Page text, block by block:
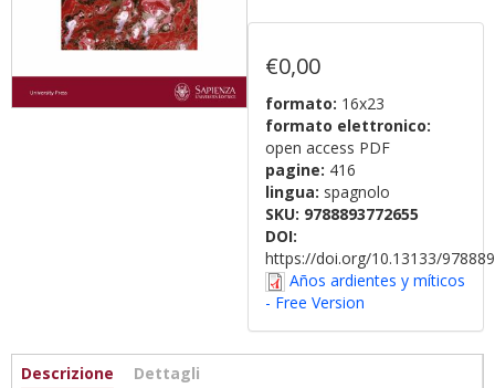
€0,00
formato: 16x23
formato elettronico:
open access PDF
pagine: 416
lingua: spagnolo
SKU: 9788893772655
DOI:
https://doi.org/10.13133/
Años ardientes y míticos
- Free Version
Informazioni
Descrizione (active
Dettagli